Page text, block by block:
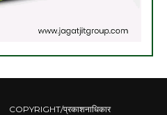
COPYRIGHT/प्रकाशनाधिकार